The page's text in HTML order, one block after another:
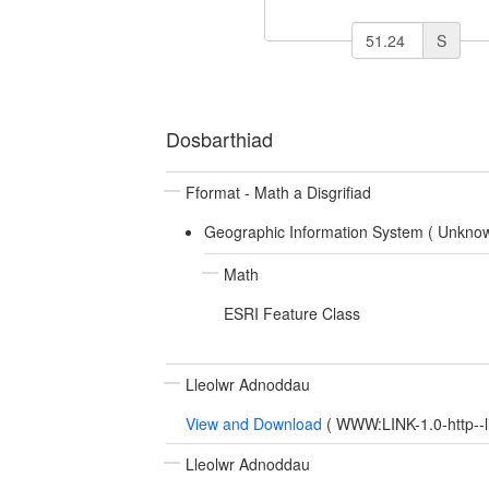
S
Dosbarthiad
Fformat - Math a Disgrifiad
Geographic Information System (
Math
ESRI Feature Class
Lleolwr Adnoddau
View and Download ( WWW:LINK-1.0-http--
Lleolwr Adnoddau